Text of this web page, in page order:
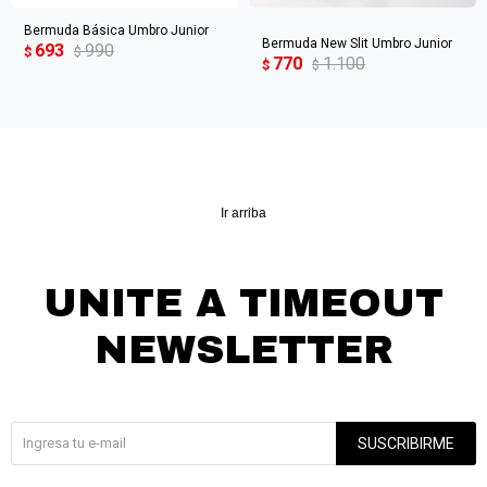
Bermuda Básica Umbro Junior
$ 693 $ 990 Bermuda New Slit Umbro Junior
$ 770 $ 1.100
Ir arriba
UNITE A TIMEOUT
NEWSLETTER
SUSCRIBIRME